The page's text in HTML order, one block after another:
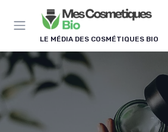
LE MÉDIA DES COSMÉTIQUES BIO
Panneau de gestion des cookies